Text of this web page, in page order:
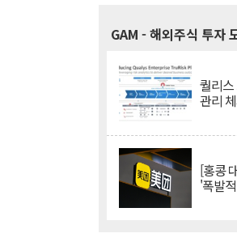
GAM - 해외주식 투자
퀄리
관리
[홍콩
'폭발